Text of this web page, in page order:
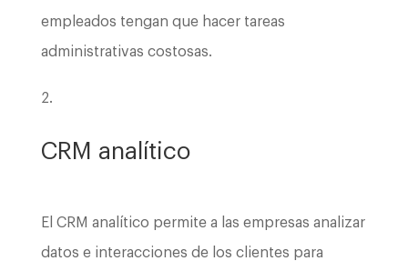
empleados tengan que hacer tareas
administrativas costosas.
CRM analítico
El CRM analítico permite a las empresas analizar
datos e interacciones de los clientes para